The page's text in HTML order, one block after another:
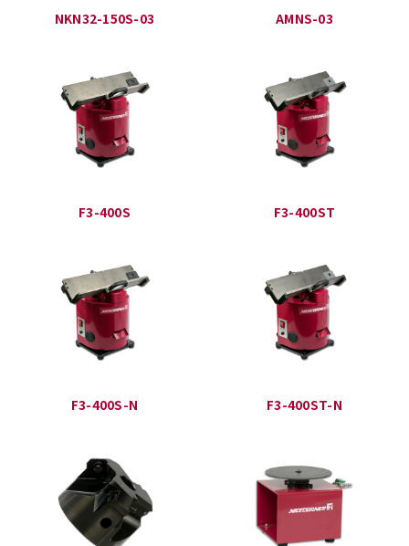
NKN32-150S-03 AMNS-03
F3-400S F3-400ST
F3-400S-N F3-400ST-N